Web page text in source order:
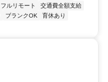
フルリモート
交通費全額支給
ブランクOK
育休あり